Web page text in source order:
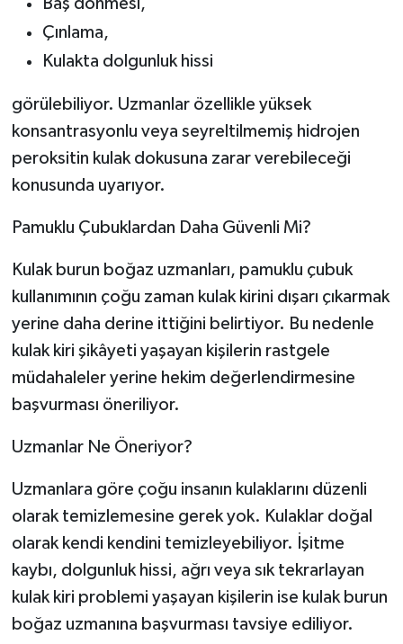
Çınlama,
Kulakta dolgunluk hissi
görülebiliyor. Uzmanlar özellikle yüksek
konsantrasyonlu veya seyreltilmemiş hidrojen
peroksitin kulak dokusuna zarar verebileceği
konusunda uyarıyor.
Pamuklu Çubuklardan Daha Güvenli Mi?
Kulak burun boğaz uzmanları, pamuklu çubuk
kullanımının çoğu zaman kulak kirini dışarı çıkarmak
yerine daha derine ittiğini belirtiyor. Bu nedenle
kulak kiri şikâyeti yaşayan kişilerin rastgele
müdahaleler yerine hekim değerlendirmesine
başvurması öneriliyor.
Uzmanlar Ne Öneriyor?
Uzmanlara göre çoğu insanın kulaklarını düzenli
olarak temizlemesine gerek yok. Kulaklar doğal
olarak kendi kendini temizleyebiliyor. İşitme
kaybı, dolgunluk hissi, ağrı veya sık tekrarlayan
kulak kiri problemi yaşayan kişilerin ise kulak burun
boğaz uzmanına başvurması tavsiye ediliyor.